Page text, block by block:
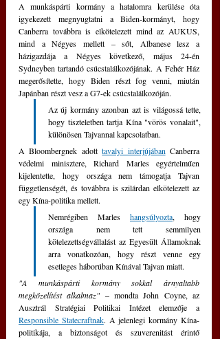
A munkáspárti kormány a hatalomra kerülése óta
igyekezett megnyugtatni a Biden-kormányt, hogy
Canberra továbbra is elkötelezett mind az AUKUS,
mind a Négyes mellett – sőt, Albanese lesz a
házigazdája a Négyes következő, május 24-én
Sydneyben tartandó csúcstalálkozójának. A Fehér Ház
megerősítette, hogy Biden részt fog venni, miután
Japánban részt vesz a G7-ek csúcstalálkozóján.
Az új kormány azonban azt is világossá tette,
hogy tiszteletben tartja Kína "vörös vonalait",
különösen Tajvannal kapcsolatban.
A Bloombergnek adott tavalyi interjújában Canberra
védelmi minisztere, Richard Marles egyértelműen
kijelentette, hogy országa nem támogatja Tajvan
függetlenségét, és továbbra is szilárdan elkötelezett az
egy Kína-politika mellett.
Nemrégiben Marles hangsúlyozta, hogy
országa nem tett semmilyen
kötelezettségvállalást az Egyesült Államoknak
arra vonatkozóan, hogy részt venne egy
esetleges háborúban Kínával Tajvan miatt.
"A munkáspárti kormány sokkal árnyaltabb
megközelítést alkalmaz" – mondta John Coyne, az
Ausztrál Stratégiai Politikai Intézet elemzője a
Responsible Statecraftnak. A jelenlegi kormány Kína-
politikája, a biztonságot és szuverenitást érintő